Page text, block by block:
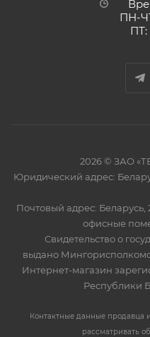
ПН-
ПТ:
2026 © ЗАО
Юридический адрес:
Почтовый адрес: Беларусь,
офисные
Свидетельство о
выдано
Интернет-магазин
Республики
Контактные данные продавца
рассматривать